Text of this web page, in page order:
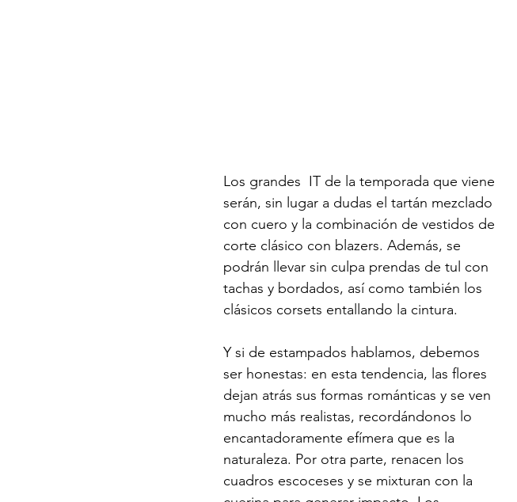
Los grandes  IT de la temporada que viene
serán, sin lugar a dudas el tartán mezclado
con cuero y la combinación de vestidos de
corte clásico con blazers. Además, se
podrán llevar sin culpa prendas de tul con
tachas y bordados, así como también los
clásicos corsets entallando la cintura.
Y si de estampados hablamos, debemos
ser honestas: en esta tendencia, las flores
dejan atrás sus formas románticas y se ven
mucho más realistas, recordándonos lo
encantadoramente efímera que es la
naturaleza. Por otra parte, renacen los
cuadros escoceses y se mixturan con la